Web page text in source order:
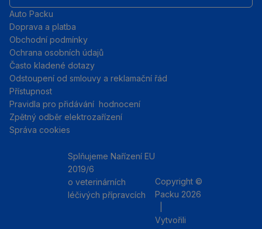
Auto Packu
Doprava a platba
Obchodní podmínky
Ochrana osobních údajů
Často kladené dotazy
Odstoupení od smlouvy a reklamační řád
Přístupnost
Pravidla pro přidávání hodnocení
Zpětný odběr elektrozařízení
Správa cookies
Splňujeme Nařízení EU
2019/6
o veterinárních
léčivých přípravcích
Copyright ©
Packu 2026
Vytvořili